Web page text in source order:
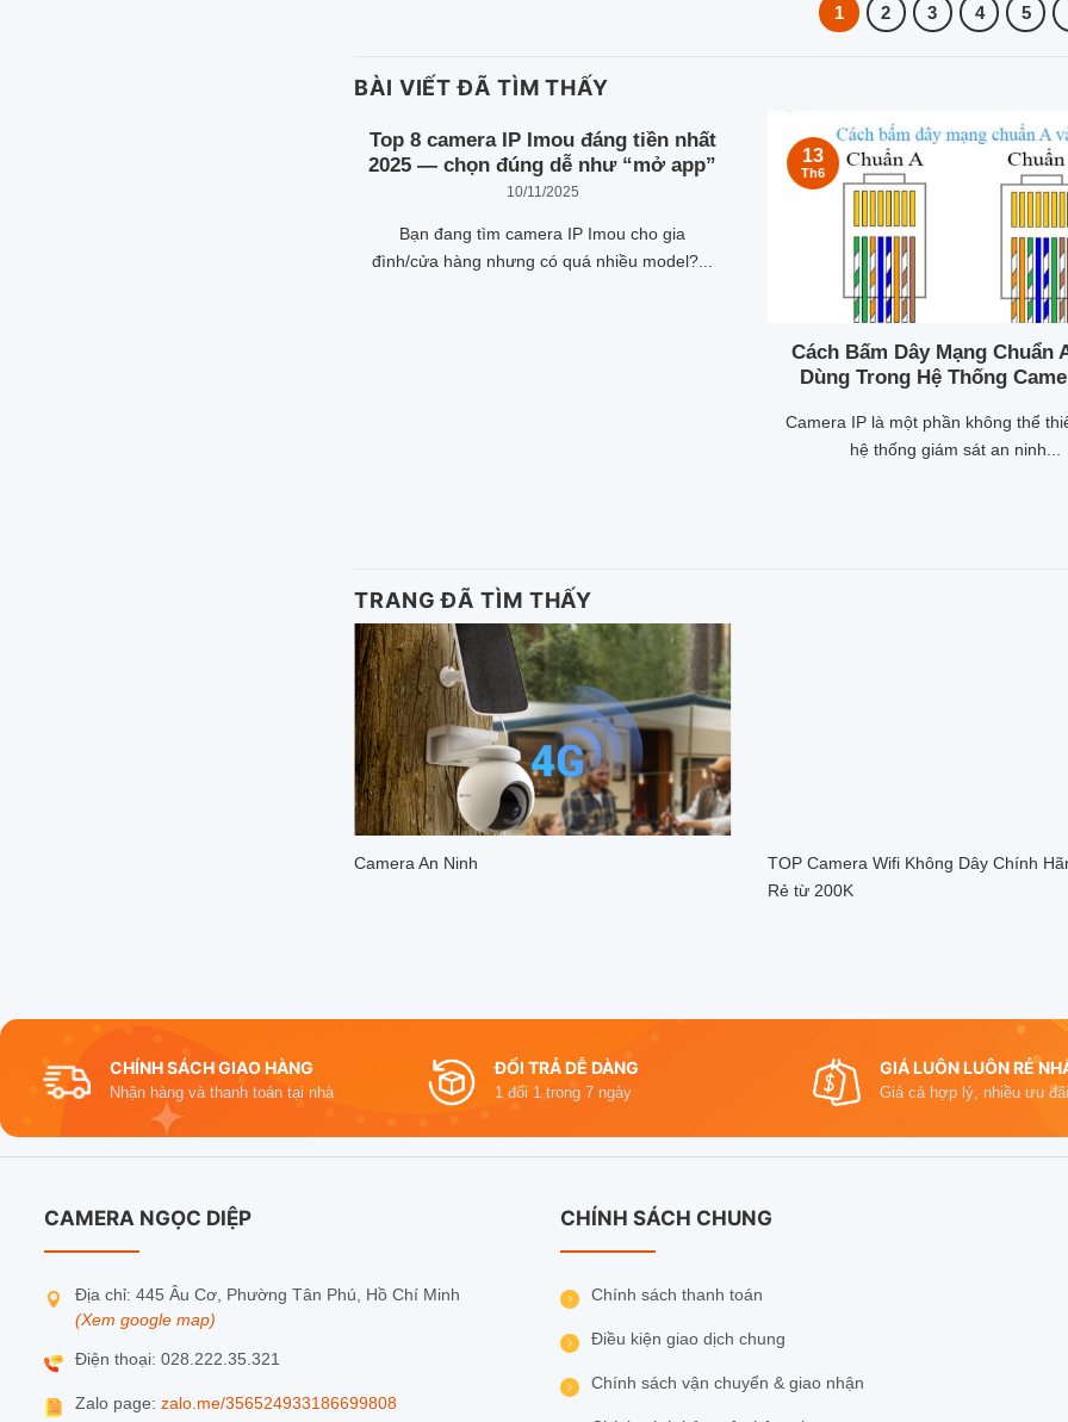
1 2 3 4 5
BÀI VIẾT ĐÃ TÌM THẤY
Top 8 camera IP Imou đáng tiền nhất
2025 — chọn đúng dễ như “mở app”
10/11/2025
Bạn đang tìm camera IP Imou cho gia
đình/cửa hàng nhưng có quá nhiều model?...
Cách Bấm Dây Mạng Chuẩn
Dùng Trong Hệ Thống
Camera IP là một phần không thể
hệ thống giám sát an ninh...
13
Th6
TRANG ĐÃ TÌM THẤY
Camera An Ninh
TOP Camera Wifi Không Dây Chính
Rẻ từ 200K
CHÍNH SÁCH GIAO HÀNG
Nhận hàng và thanh toán tại nhà
ĐỔI TRẢ DỄ DÀNG
1 đổi 1 trong 7 ngày
GIÁ LUÔN LUÔN RẺ
Giá cả hợp lý, nhiều ưu
CAMERA NGỌC DIỆP
Địa chỉ: 445 Âu Cơ, Phường Tân Phú, Hồ Chí Minh
(Xem google map)
Điện thoại: 028.222.35.321
Zalo page: zalo.me/356524933186699808
CHÍNH SÁCH CHUNG
Chính sách thanh toán
Điều kiện giao dịch chung
Chính sách vận chuyển & giao nhận